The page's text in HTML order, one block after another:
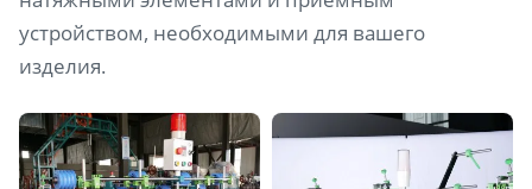
устройством, необходимыми для вашего
изделия.